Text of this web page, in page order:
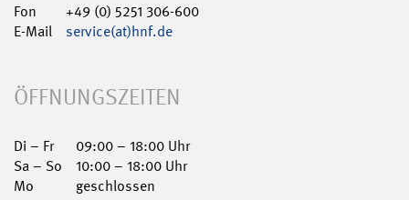
Fon
+49 (0) 5251 306-600
E-Mail
service(at)hnf.de
ÖFFNUNGSZEITEN
Di – Fr
09:00 – 18:00 Uhr
Sa – So
10:00 – 18:00 Uhr
Mo
geschlossen